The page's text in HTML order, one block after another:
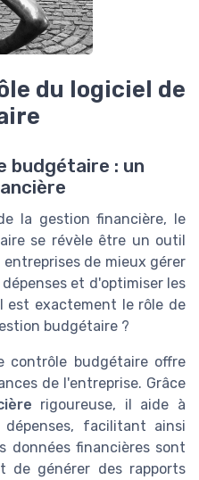
du logiciel de
budgétaire : un
la gestion financière, le
se révèle être un outil
de mieux gérer
et d'optimiser les
est exactement le rôle de
budgétaire ?
contrôle budgétaire offre
de l'entreprise. Grâce
rigoureuse, il aide à
facilitant ainsi
données financières sont
de générer des rapports